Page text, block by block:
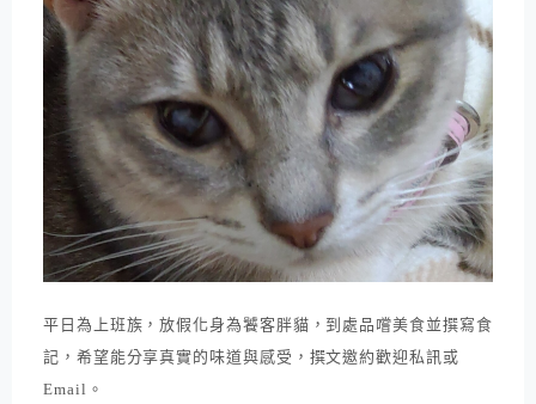
平日為上班族，放假化身為饕客胖貓，到處品嚐美食並撰寫食
記，希望能分享真實的味道與感受，撰文邀約歡迎私訊或
Email。